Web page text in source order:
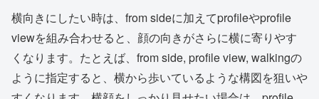
横向きにしたい時は、from sideに加えてprofileやprofile
viewを組み合わせると、顔の向きがさらに横に寄りやす
くなります。たとえば、from side, profile view, walkingの
ように指定すると、横から歩いているような構図を狙いや